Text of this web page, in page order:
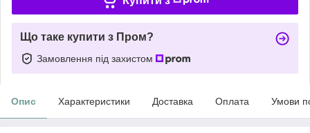
Що таке купити з Пром?
Замовлення під захистом
Опис Характеристики Доставка Оплата Умови